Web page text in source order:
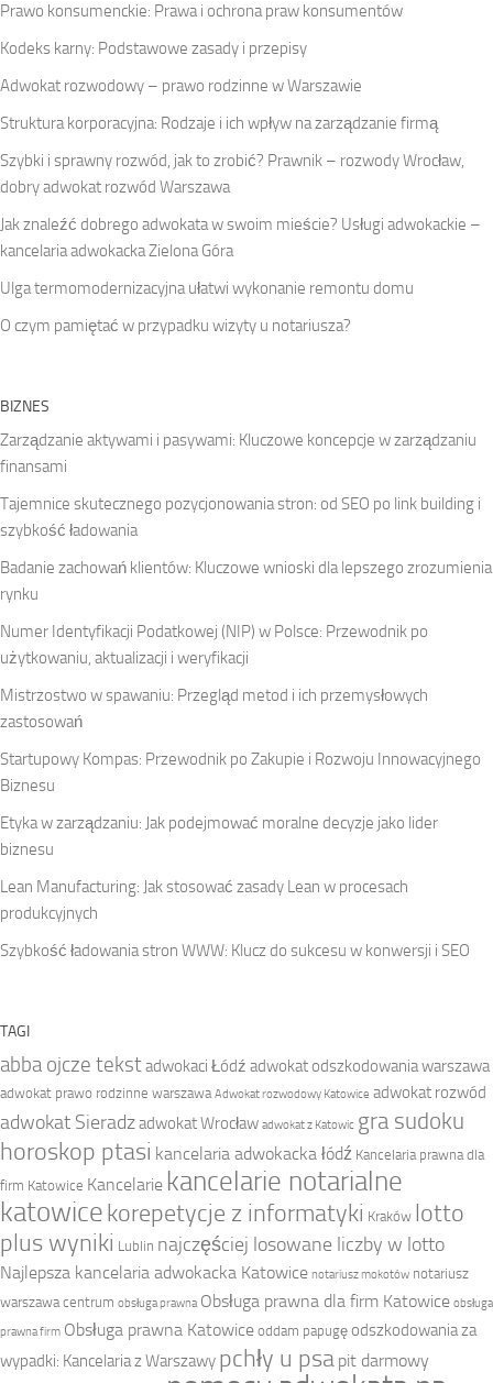
Prawo konsumenckie: Prawa i ochrona praw konsumentów
Kodeks karny: Podstawowe zasady i przepisy
Adwokat rozwodowy – prawo rodzinne w Warszawie
Struktura korporacyjna: Rodzaje i ich wpływ na zarządzanie firmą
Szybki i sprawny rozwód, jak to zrobić? Prawnik – rozwody Wrocław,
dobry adwokat rozwód Warszawa
Jak znaleźć dobrego adwokata w swoim mieście? Usługi adwokackie –
kancelaria adwokacka Zielona Góra
Ulga termomodernizacyjna ułatwi wykonanie remontu domu
O czym pamiętać w przypadku wizyty u notariusza?
BIZNES
Zarządzanie aktywami i pasywami: Kluczowe koncepcje w zarządzaniu
finansami
Tajemnice skutecznego pozycjonowania stron: od SEO po link building i
szybkość ładowania
Badanie zachowań klientów: Kluczowe wnioski dla lepszego zrozumienia
rynku
Numer Identyfikacji Podatkowej (NIP) w Polsce: Przewodnik po
użytkowaniu, aktualizacji i weryfikacji
Mistrzostwo w spawaniu: Przegląd metod i ich przemysłowych
zastosowań
Startupowy Kompas: Przewodnik po Zakupie i Rozwoju Innowacyjnego
Biznesu
Etyka w zarządzaniu: Jak podejmować moralne decyzje jako lider
biznesu
Lean Manufacturing: Jak stosować zasady Lean w procesach
produkcyjnych
Szybkość ładowania stron WWW: Klucz do sukcesu w konwersji i SEO
TAGI
abba ojcze tekstadwokaci Łódź adwokat odszkodowania warszawa
adwokat prawo rodzinne warszawa Adwokat rozwodowy Katowice adwokat rozwód
adwokat Sieradzadwokat Wrocław adwokat z Katowic gra sudoku
horoskop ptasi kancelaria adwokacka łódź Kancelaria prawna dla
firm Katowice Kancelarie kancelarie notarialne
katowicekorepetycje z informatyki Kraków lotto
plus wyniki Lublin najczęściej losowane liczby w lotto
Najlepsza kancelaria adwokacka Katowice notariusz mokotów notariusz
warszawa centrum obsługa prawna Obsługa prawna dla firm Katowice obsługa
prawna firm Obsługa prawna Katowice oddam papugę odszkodowania za
wypadki: Kancelaria z Warszawy pchły u psa pit darmowy